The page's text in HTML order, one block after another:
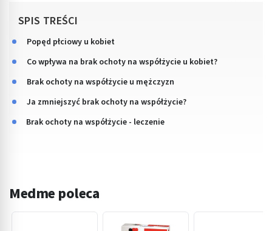
SPIS TREŚCI
Popęd płciowy u kobiet
Co wpływa na brak ochoty na współżycie u kobiet?
Brak ochoty na współżycie u mężczyzn
Ja zmniejszyć brak ochoty na współżycie?
Brak ochoty na współżycie - leczenie
Medme poleca